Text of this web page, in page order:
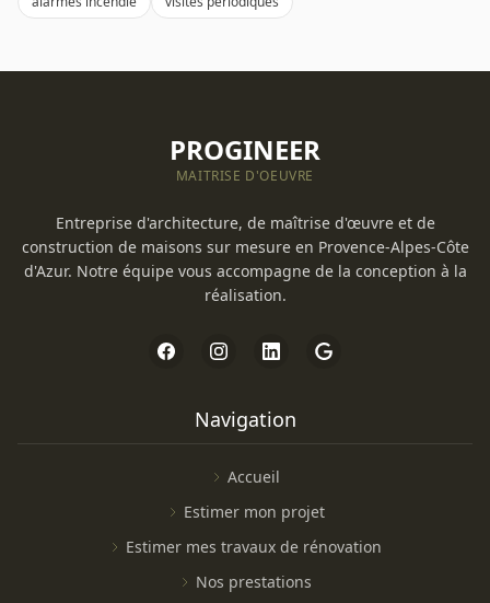
PROGINEER
MAITRISE D'OEUVRE
Entreprise d'architecture, de maîtrise d'œuvre et de
construction de maisons sur mesure en Provence-Alpes-Côte
d'Azur. Notre équipe vous accompagne de la conception à la
réalisation.
Navigation
Accueil
Estimer mon projet
Estimer mes travaux de rénovation
Nos prestations